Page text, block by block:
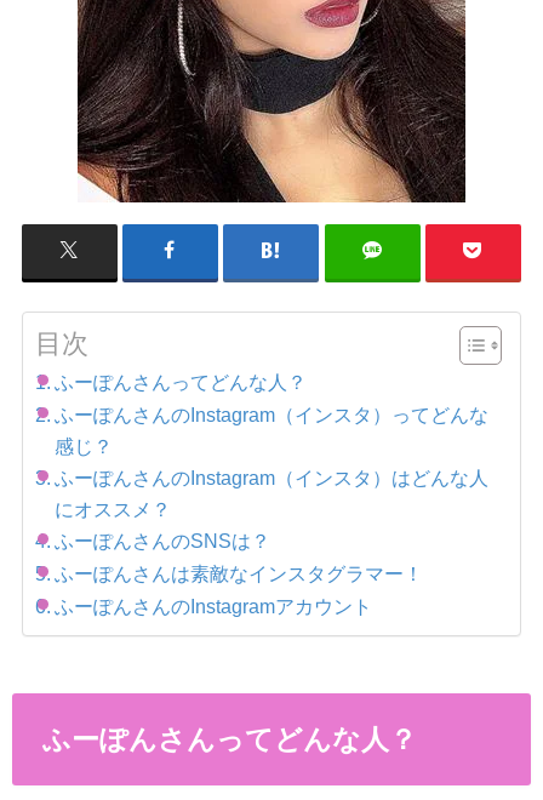
目次
ふーぽんさんってどんな人？
ふーぽんさんのInstagram（インスタ）ってどんな
感じ？
ふーぽんさんのInstagram（インスタ）はどんな人
にオススメ？
ふーぽんさんのSNSは？
ふーぽんさんは素敵なインスタグラマー！
ふーぽんさんのInstagramアカウント
ふーぽんさんってどんな人？